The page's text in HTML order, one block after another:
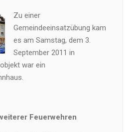
Zu einer
Gemeindeeinsatzübung kam
es am Samstag, dem 3.
September 2011 in
war ein
Feuerwehren